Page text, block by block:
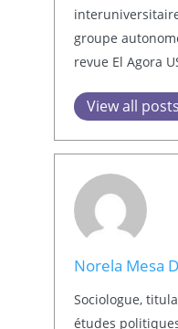
groupe
revue El Agora
View all posts
Norela Mesa
Sociologue,
études